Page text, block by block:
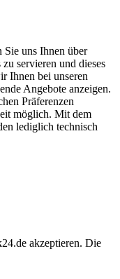
uns Ihnen über
servieren und dieses
Ihnen bei unseren
Angebote anzeigen.
Präferenzen
möglich. Mit dem
lediglich technisch
akzeptieren. Die